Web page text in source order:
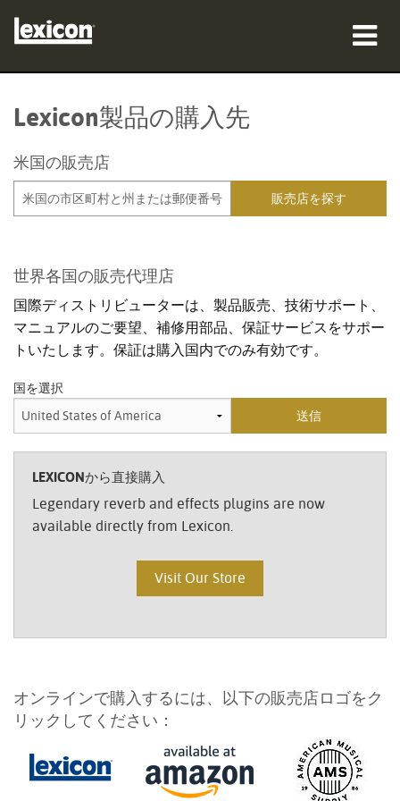
プロフェッショナル
導入事例
サポート
言語/地域
Lexicon製品の購入先
米国の販売店
世界各国の販売代理店
国際ディストリビューターは、製品販売、技術サポート、
マニュアルのご要望、補修用部品、保証サービスをサポー
トいたします。保証は購入国内でのみ有効です。
国を選択
LEXICONから直接購入
Legendary reverb and effects plugins are now
available directly from Lexicon.
Visit Our Store
オンラインで購入するには、以下の販売店ロゴをク
リックしてください：